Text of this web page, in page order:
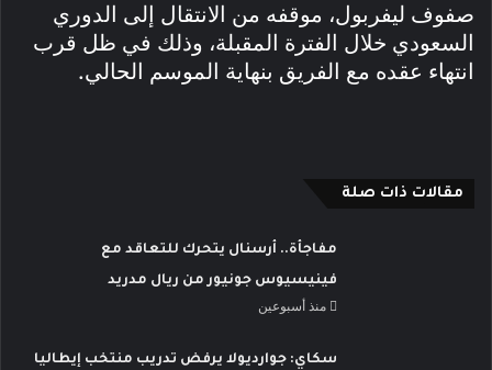
صفوف ليفربول، موقفه من الانتقال إلى الدوري
السعودي خلال الفترة المقبلة، وذلك في ظل قرب
انتهاء عقده مع الفريق بنهاية الموسم الحالي.
مقالات ذات صلة
مفاجأة.. أرسنال يتحرك للتعاقد مع
فينيسيوس جونيور من ريال مدريد
منذ أسبوعين
سكاي: جوارديولا يرفض تدريب منتخب إيطاليا